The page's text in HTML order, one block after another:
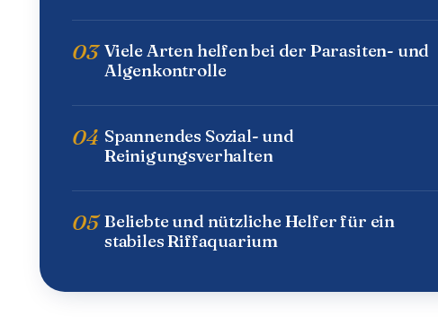
03 Viele Arten helfen bei der Parasiten- und
Algenkontrolle
04 Spannendes Sozial- und
Reinigungsverhalten
05 Beliebte und nützliche Helfer für ein
stabiles Riffaquarium